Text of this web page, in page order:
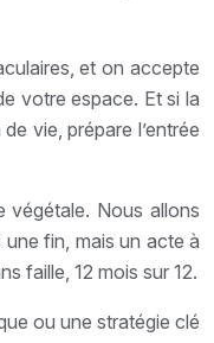
et on accepte
votre espace. Et si la
vie, prépare l’entrée
végétale. Nous allons
fin, mais un acte à
faille, 12 mois sur 12.
ou une stratégie clé